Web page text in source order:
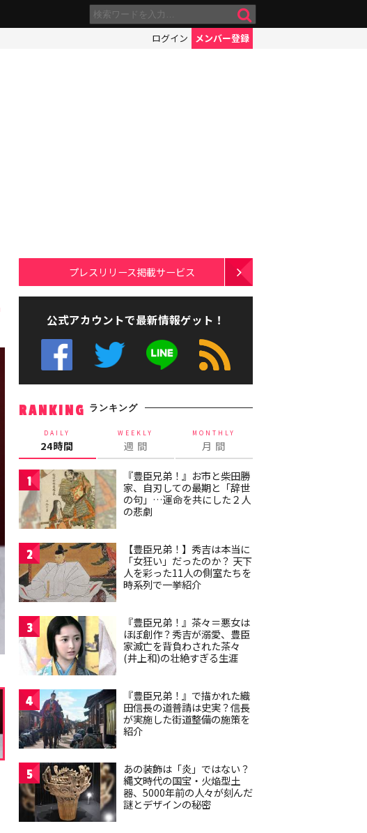
ログイン メンバー登録
プレスリリース掲載サービス
公式アカウントで最新情報ゲット！
RANKING ランキング
DAILY
24時間
WEEKLY
週 間
MONTHLY
月 間
1
『豊臣兄弟！』お市と柴田勝
家、自刃しての最期と「辞世
の句」…運命を共にした２人
の悲劇
2
【豊臣兄弟！】秀吉は本当に
「女狂い」だったのか？ 天下
人を彩った11人の側室たちを
時系列で一挙紹介
3
『豊臣兄弟！』茶々＝悪女は
ほぼ創作？秀吉が溺愛、豊臣
家滅亡を背負わされた茶々
(井上和)の壮絶すぎる生涯
4
『豊臣兄弟！』で描かれた織
田信長の道普請は史実？信長
が実施した街道整備の施策を
紹介
5
あの装飾は「炎」ではない？
縄文時代の国宝・火焔型土
器、5000年前の人々が刻んだ
謎とデザインの秘密